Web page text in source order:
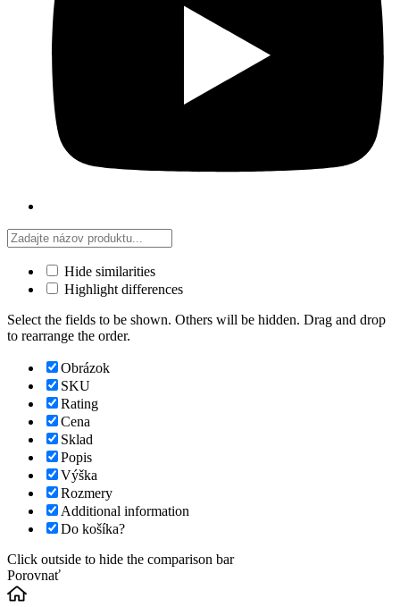
Hide similarities
Highlight differences
Select the fields to be shown. Others will be hidden. Drag and drop
to rearrange the order.
Obrázok
SKU
Rating
Cena
Sklad
Popis
Výška
Rozmery
Additional information
Do košíka?
Click outside to hide the comparison bar
Porovnať